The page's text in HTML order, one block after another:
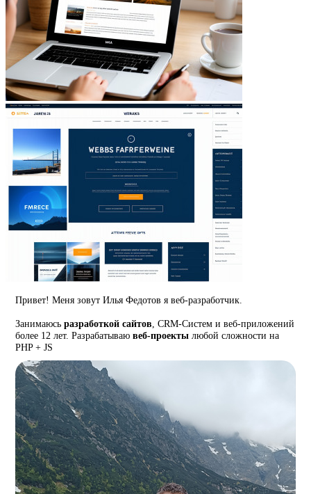
Привет! Меня зовут Илья Федотов я веб-разработчик.
Занимаюсьразработкой сайтов, CRM-Систем и веб-приложений
более 12 лет. Разрабатываювеб-проекты любой сложности на
PHP + JS